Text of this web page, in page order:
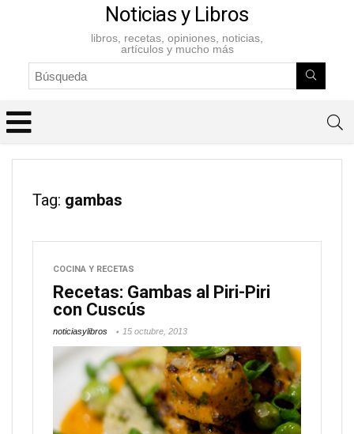
Noticias y Libros
libros, recetas, opiniones, noticias,
artículos y mucho más
Tag: gambas
COCINA Y RECETAS
Recetas: Gambas al Piri-Piri
con Cuscús
noticiasylibros 15 octubre, 2013